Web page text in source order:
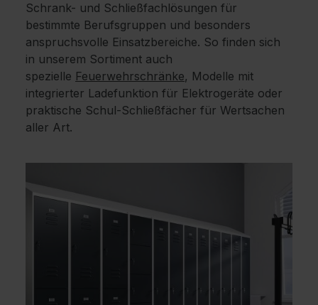
Schrank- und Schließfachlösungen für
bestimmte Berufsgruppen und besonders
anspruchsvolle Einsatzbereiche. So finden sich
in unserem Sortiment auch
spezielle Feuerwehrschränke, Modelle mit
integrierter Ladefunktion für Elektrogeräte oder
praktische Schul-Schließfächer für Wertsachen
aller Art.